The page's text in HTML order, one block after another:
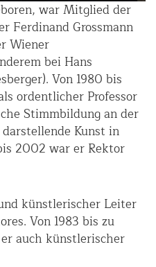
war Mitglied der
Ferdinand Grossmann
Wiener
bei Hans
Von 1980 bis
ordentlicher Professor
Stimmbildung an der
Kunst in
2002 war er Rektor
künstlerischer Leiter
Von 1983 bis zu
auch künstlerischer